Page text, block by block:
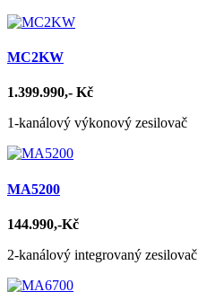
MC2KW
1.399.990,- Kč
1-kanálový výkonový zesilovač
MA5200
144.990,-Kč
2-kanálový integrovaný zesilovač